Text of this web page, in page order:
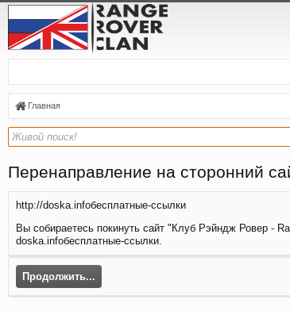
Главная
Перенаправление на сторонний
http://doska.infoбесплатные-ссылки
Вы собираетесь покинуть сайт "Клуб Рэйндж Ровер -
doska.infoбесплатные-ссылки.
Продолжить...